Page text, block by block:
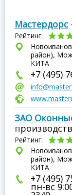
Мастердорс
Рейтинг:
район),
КИТА
+7 (495)
ЗАО
Рейтинг:
район),
КИТА
+7 (495)
пн-вс